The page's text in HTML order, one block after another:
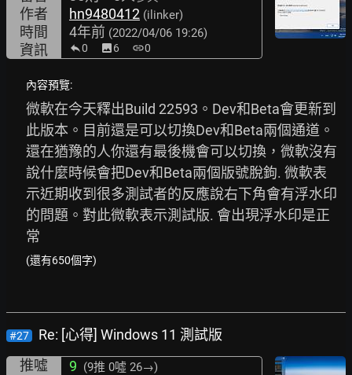
作者 hn9480412 (ilinker)
時間 4年前 (2022/04/06 19:26)
資訊 0 image6 link0
內容預覽:
微軟在今天釋出Build 22593。Dev和Beta會更新到
此版本。目前還是可以切換Dev和Beta兩個通道。
還在猶豫的人你還有最後機會可以切換，微軟沒有
說什麼時候會把Dev和Beta兩個版號脫鉤. 微軟表
示近期收到很多測試者的反應說右下角會有浮水印
的問題。對此微軟表示測試版. 會出現浮水印是正
常
(還有650個字)
#27
Re: [心得] Windows 11 測試版
推噓
9 (9推 0噓 26→)